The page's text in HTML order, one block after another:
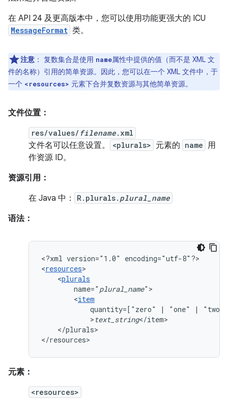
在 API 24 及更高版本中，您可以使用功能更强大的 ICU
MessageFormat 类。
注意 ： 复数集合是使用 name属性中提供的值（而不是 XML 文
件的名称）引用的简单资源。因此，您可以在一个 XML 文件中，于
一个 <resources> 元素下合并复数资源与其他简单资源。
文件位置：
res/values/ filename.xml
文件名可以任意设置。 <plurals> 元素的 name 用
作资源 ID。
资源引用：
在 Java 中：
R.plurals. plural_name
语法：
<?xml version="1.0"
encoding="utf-8"?>
<resources
<plurals
name=" plural_name
<item
quantity=["zero"
| "one" |
"two"
>text_string
</plurals>
</resources>
元素：
<resources>